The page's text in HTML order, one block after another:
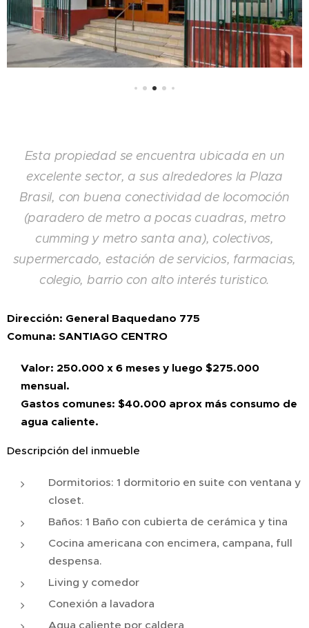
Esta propiedad se encuentra ubicada en un
excelente sector, a sus alrededores la Plaza
Brasil, con buena conectividad de locomoción
(paradero de metro a pocas cuadras, metro
cumming y metro santa ana), colectivos,
supermercado, estación de servicios, farmacias,
colegio, barrio con alto interés turistico.
Dirección: General Baquedano 775
Comuna: SANTIAGO CENTRO
Valor: 250.000 x 6 meses y luego $275.000
mensual.
Gastos comunes: $40.000 aprox más consumo de
agua caliente.
Descripción del inmueble
Dormitorios: 1 dormitorio en suite con ventana y
closet.
Baños: 1 Baño con cubierta de cerámica y tina
Cocina americana con encimera, campana, full
despensa.
Living y comedor
Conexión a lavadora
Agua caliente por caldera